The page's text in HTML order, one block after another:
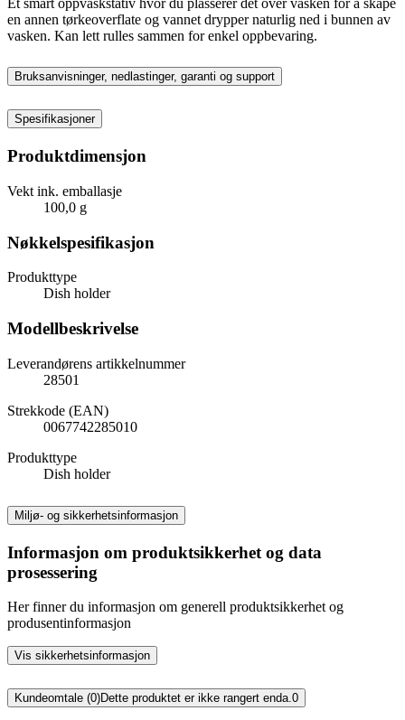
en annen tørkeoverflate og vannet drypper naturlig ned i bunnen av
vasken. Kan lett rulles sammen for enkel oppbevaring.
Bruksanvisninger, nedlastinger, garanti og support
Spesifikasjoner
Produktdimensjon
Vekt ink. emballasje
100,0 g
Nøkkelspesifikasjon
Produkttype
Dish holder
Modellbeskrivelse
Leverandørens artikkelnummer
28501
Strekkode (EAN)
0067742285010
Produkttype
Dish holder
Miljø- og sikkerhetsinformasjon
Informasjon om produktsikkerhet og data
prosessering
Her finner du informasjon om generell produktsikkerhet og
produsentinformasjon
Vis sikkerhetsinformasjon
Kundeomtale (0)Dette produktet er ikke rangert enda.0